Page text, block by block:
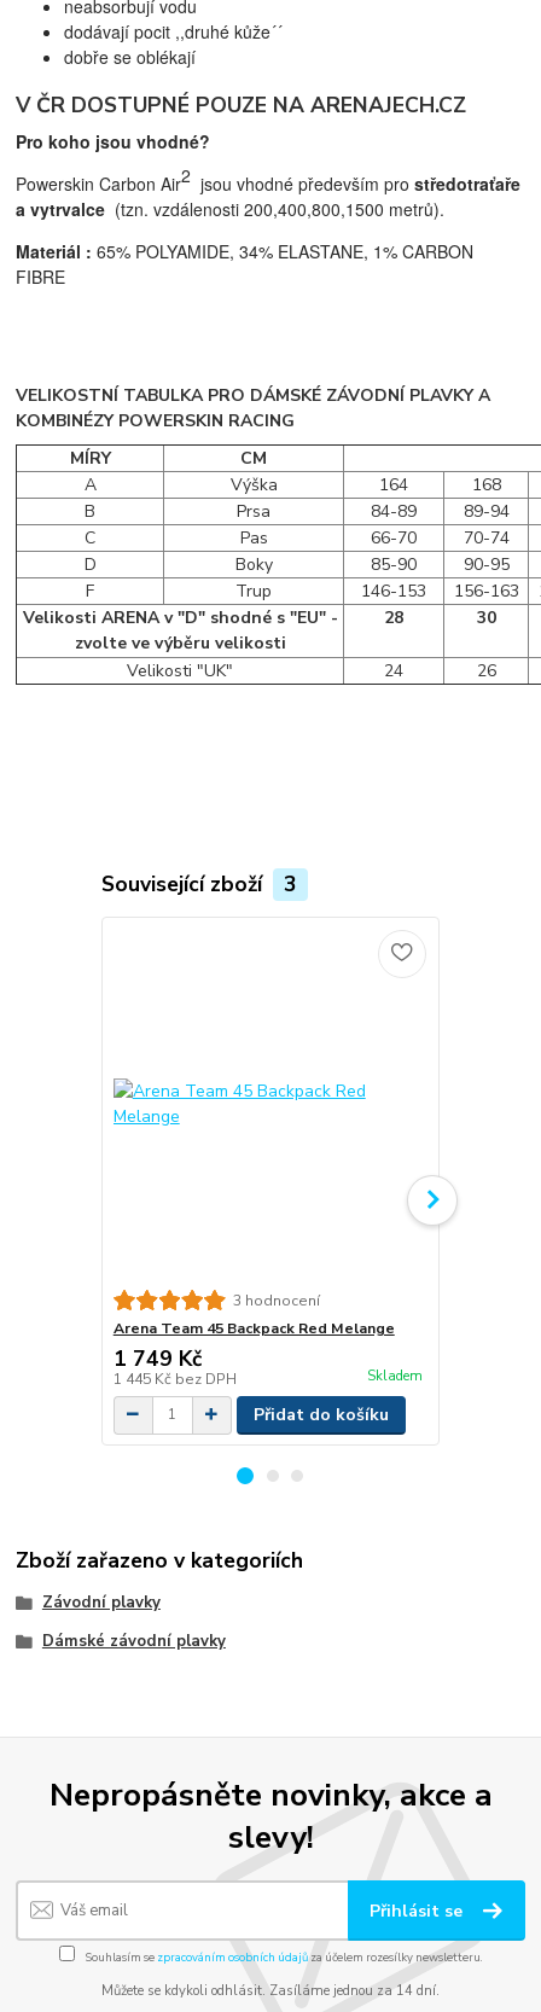
neabsorbují vodu
dodávají pocit ,,druhé kůže´´
dobře se oblékají
V ČR DOSTUPNÉ POUZE NA ARENAJECH.CZ
Pro koho jsou vhodné?
Powerskin Carbon Air2 jsou vhodné především prostředotraťaře
a vytrvalce (tzn. vzdálenosti 200,400,800,1500 metrů).
Materiál :65% POLYAMIDE, 34% ELASTANE, 1% CARBON
FIBRE
VELIKOSTNÍ TABULKA PRO DÁMSKÉ ZÁVODNÍ PLAVKY A
KOMBINÉZY POWERSKIN RACING
MÍRY
CM
A
Výška 164
168
B
Prsa 84-89
89-94
C
Pas 66-70
70-74
D
Boky 85-90
90-95
F
Trup 146-153 156-163
Velikosti ARENA v "D" shodné s "EU" -
zvolte ve výběru velikosti
28 30
Velikosti "UK" 24 26
Související zboží 3
3 hodnocení
Arena Team 45 Backpack Red Melange
1 749 Kč
1 445 Kč bez DPH Skladem
Přidat do košíku
Zboží zařazeno v kategoriích
Závodní plavky
Dámské závodní plavky
Nepropásněte novinky, akce a
slevy!
Přihlásit se
Souhlasím se zpracováním osobních údajůza účelem rozesílky newsletteru.
Můžete se kdykoli odhlásit. Zasíláme jednou za 14 dní.